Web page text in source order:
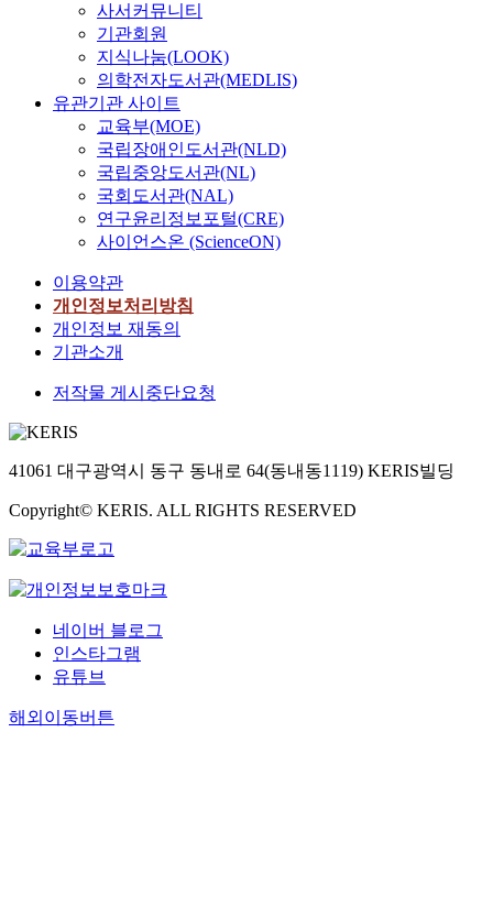
사서커뮤니티
기관회원
지식나눔(LOOK)
의학전자도서관(MEDLIS)
유관기관 사이트
교육부(MOE)
국립장애인도서관(NLD)
국립중앙도서관(NL)
국회도서관(NAL)
연구윤리정보포털(CRE)
사이언스온 (ScienceON)
이용약관
개인정보처리방침
개인정보 재동의
기관소개
저작물 게시중단요청
41061 대구광역시 동구 동내로 64(동내동1119) KERIS빌딩
Copyright© KERIS. ALL RIGHTS RESERVED
네이버 블로그
인스타그램
유튜브
해외이동버튼